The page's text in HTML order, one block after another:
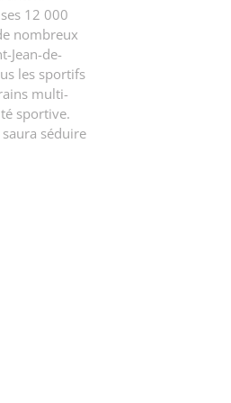
12 000
nombreux
Jean-de-
les sportifs
multi-
sportive.
saura séduire